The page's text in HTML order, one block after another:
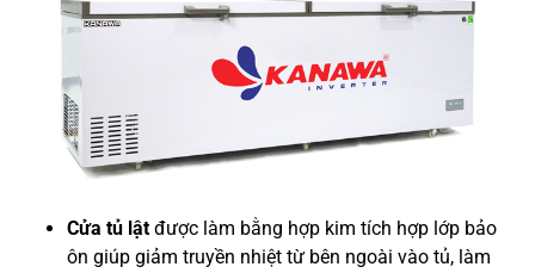
Cửa tủ lậtđược làm bằng hợp kim tích hợp lớp bảo
ôn giúp giảm truyền nhiệt từ bên ngoài vào tủ, làm